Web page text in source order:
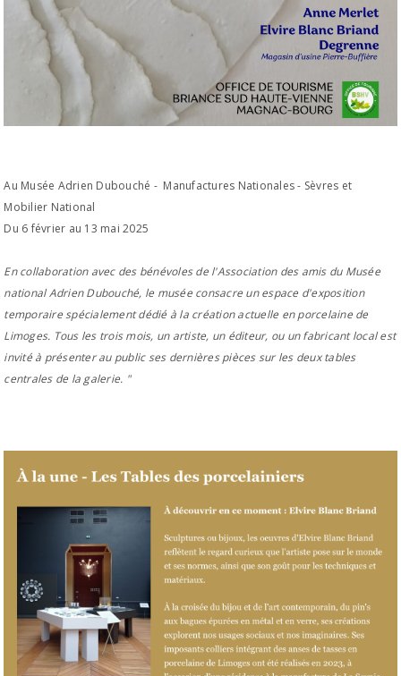
Au Musée Adrien Dubouché - Manufactures Nationales - Sèvres et
Mobilier National
Du 6 février au 13 mai 2025
En collaboration avec des bénévoles de l'Association des amis du Musée
national Adrien Dubouché, le musée consacre un espace d'exposition
temporaire spécialement dédié à la création actuelle en porcelaine de
Limoges. Tous les trois mois, un artiste, un éditeur, ou un fabricant local est
invité à présenter au public ses dernières pièces sur les deux tables
centrales de la galerie. "